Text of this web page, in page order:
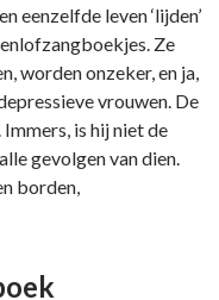
eenzelfde leven ‘lijden’
Ze
worden onzeker, en ja,
vrouwen. De
is hij niet de
gevolgen van dien.
borden,